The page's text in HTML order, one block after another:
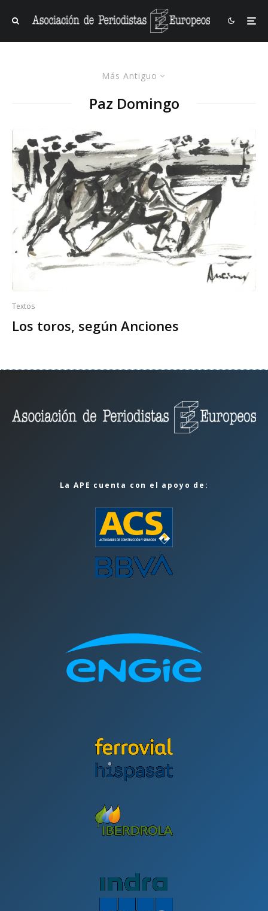
Más Antiguo
Paz Domingo
Textos
Los toros, según Anciones
La APE cuenta con el apoyo de: